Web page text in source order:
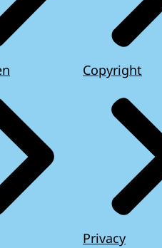
Copyright
Privacy